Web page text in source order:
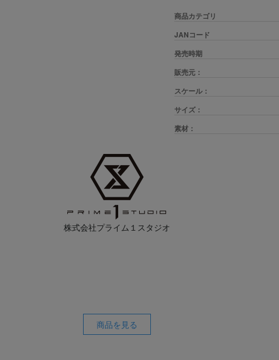
商品カテゴリ
JANコード
発売時期
販売元：
スケール：
サイズ：
素材：
株式会社プライム１スタジオ
商品を見る